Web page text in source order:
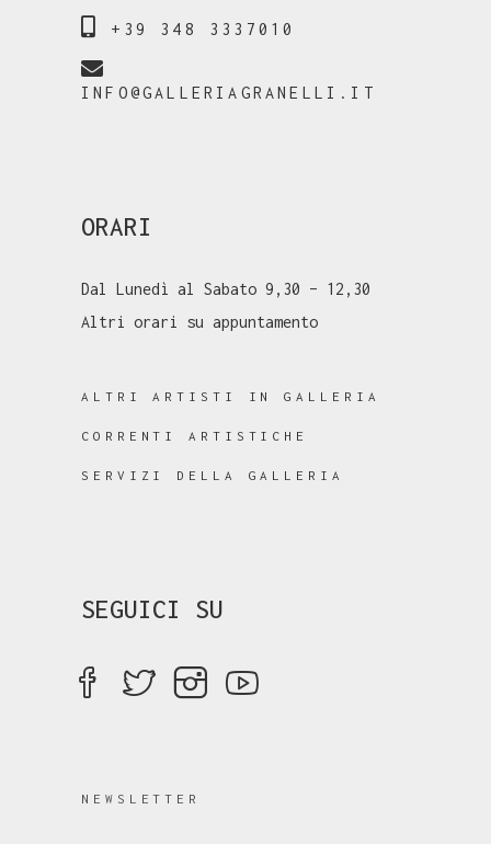
+39 348 3337010
INFO@GALLERIAGRANELLI.IT
ORARI
Dal Lunedì al Sabato 9,30 – 12,30
Altri orari su appuntamento
ALTRI ARTISTI IN GALLERIA
CORRENTI ARTISTICHE
SERVIZI DELLA GALLERIA
SEGUICI SU
NEWSLETTER